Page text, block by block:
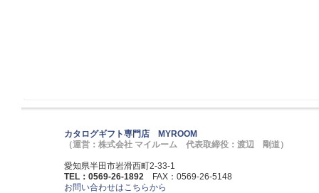
カタログギフト専門店 MYROOM
（運営：株式会社 マイルーム 代表取締役：渡辺 剛道）
愛知県半田市岩滑西町2-33-1
TEL：0569-26-1892 FAX：0569-26-5148
お問い合わせはこちらから